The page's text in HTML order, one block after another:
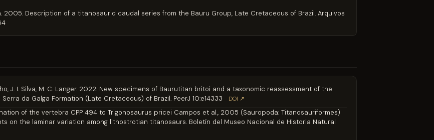
2005. Description of a titanosaurid caudal series from the Bauru Group, Late Cretaceous of Brazil. Arquivos
J. I. Silva, M. C. Langer. 2022. New specimens of Baurutitan britoi and a taxonomic reassessment of the
da Galga Formation (Late Cretaceous) of Brazil. PeerJ 10:e14333
DOI ↗
of the vertebra CPP 494 to Trigonosaurus pricei Campos et al., 2005 (Sauropoda: Titanosauriformes)
on the laminar variation among lithostrotian titanosaurs. Boletín del Museo Nacional de Historia Natural